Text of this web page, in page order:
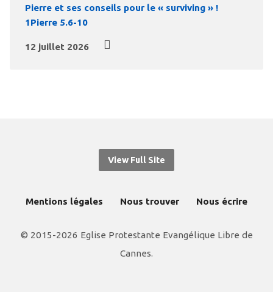
Pierre et ses conseils pour le « surviving » !
1Pierre 5.6-10
12 juillet 2026
View Full Site
Mentions légales Nous trouver Nous écrire
© 2015-2026 Eglise Protestante Evangélique Libre de
Cannes.